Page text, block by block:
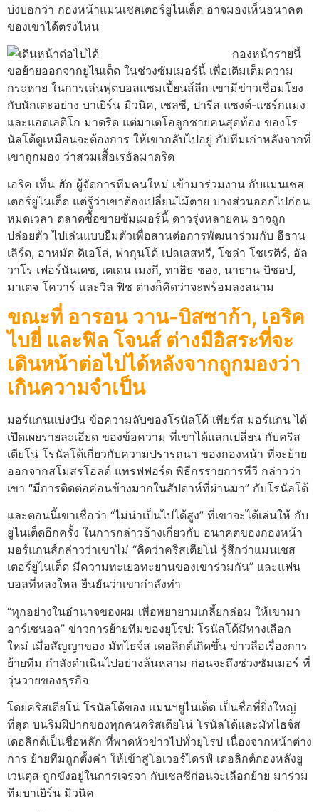
บ่งบอกว่า กองหน้าแมนเชสเตอร์ยูไนเต็ด อาจมองเห็นอนาคต
ของเขาได้ตรงไหน
กองหน้ารายนี้
ขอย้ายออกจากยูไนเต็ด ในช่วงซัมเมอร์นี้ เพื่อเติมเต็มความ
กระหาย ในการเล่นฟุตบอลแชมเปี้ยนส์ลีก เขามีข่าวเชื่อมโยง
กับนักเตะอย่าง บาเยิร์น มิวนิค, เชลซี, ปารีส แซงต์-แชร์กแมง
และแอตเลติโก มาดริด แต่มาเตโอลูกชายคนสุดท้อง ของโร
นัลโด้ดูเหมือนจะต้องการ ให้เขากลับไปอยู่ กับทีมเก่าหลังจากที่
เขาถูกมอง ว่าสวมเสื้อเรอัลมาดริด
เอริค เท็น ฮัก ผู้จัดการทีมคนใหม่ เข้ามาร่วมงาน กับแมนเชส
เตอร์ยูไนเต็ด แต่รู้ว่าเขาต้องเปลี่ยนไม้ตาย บางส่วนออกไปก่อน
หมดเวลา ตลาดซื้อขายซัมเมอร์นี้ ดาวรุ่งหลายคน อาจถูก
ปล่อยตัว ไปเล่นแบบยืมตัวเพื่อสานต่อการพัฒนาร่วมกับ อีธาน
เลิร์ด, อาหมัด ดิเอโล่, ฟากุนโด้ เปลเลสทรี, โชล่า โชเรติร์, อัล
วาโร เฟอร์นันเดซ, เตเดน เมงกี, ทาฮิธ ชอง, นาธาน บิชอป,
มาเตจ โควาร์ และวิล ฟิช ต่างก็คิดว่าจะพร้อมลงสนาม
ขณะที่ อารอน วาน-บิสซาก้า, เอริค
ไบยี่ และฟิล โจนส์ ต่างมีอิสระที่จะ
เดินหน้าต่อไปได้หลังจากถูกมองว่า
เกินความจําเป็น
มอร์แกนแบ่งปัน ข้อความลับของโรนัลโด้ เพียร์ส มอร์แกน ได้
เปิดเผยรายละเอียด ของข้อความ ที่เขาได้แลกเปลี่ยน กับคริส
เตียโน่ โรนัลโด้เกี่ยวกับความปรารถนา ของกองหน้า ที่จะย้าย
ออกจากสโมสรโอลด์ แทรฟฟอร์ด พิธีกรรายการทีวี กล่าวว่า
เขา “มีการติดต่อค่อนข้างมากในสัปดาห์ที่ผ่านมา” กับโรนัลโด้
และตอนนี้เขาเชื่อว่า “ไม่น่าเป็นไปได้สูง” ที่เขาจะได้เล่นให้ กับ
ยูไนเต็ดอีกครั้ง ในการกล่าวอ้างเกี่ยวกับ อนาคตของกองหน้า
มอร์แกนส์กล่าวว่าเขาไม่ “คิดว่าคริสเตียโน่ รู้สึกว่าแมนเชส
เตอร์ยูไนเต็ด มีความทะเยอทะยานของเขาร่วมกัน” และแฟน
บอลที่หลงใหล ยืนยันว่าเขากําลังทํา
“ทุกอย่างในอํานาจของผม เพื่อพยายามเกลี้ยกล่อม ให้เขามา
อาร์เซนอล” ข่าวการย้ายทีมของยุโรป: โรนัลโด้มีทางเลือก
ใหม่ เมื่อสัญญาของ มัทไธจ์ส เดอลิกต์เกิดขึ้น ข่าวลือเรื่องการ
ย้ายทีม กําลังดําเนินไปอย่างล้นหลาม ก่อนจะถึงช่วงซัมเมอร์ ที่
วุ่นวายของธุรกิจ
โดยคริสเตียโน่ โรนัลโด้ของ แมนฯยูไนเต็ด เป็นชื่อที่ยิ่งใหญ่
ที่สุด บนริมฝีปากของทุกคนคริสเตียโน่ โรนัลโด้และมัทไธจ์ส
เดอลิกต์เป็นชื่อหลัก ที่พาดหัวข่าวไปทั่วยุโรป เนื่องจากหน้าต่าง
การ ย้ายทีมถูกตั้งค่า ให้เข้าสู่โอเวอร์ไดรฟ์ เดอลิกต์กองหลังยู
เวนตุส ถูกขังอยู่ในการเจรจา กับเชลซีก่อนจะเลือกย้าย มาร่วม
ทีมบาเยิร์น มิวนิค